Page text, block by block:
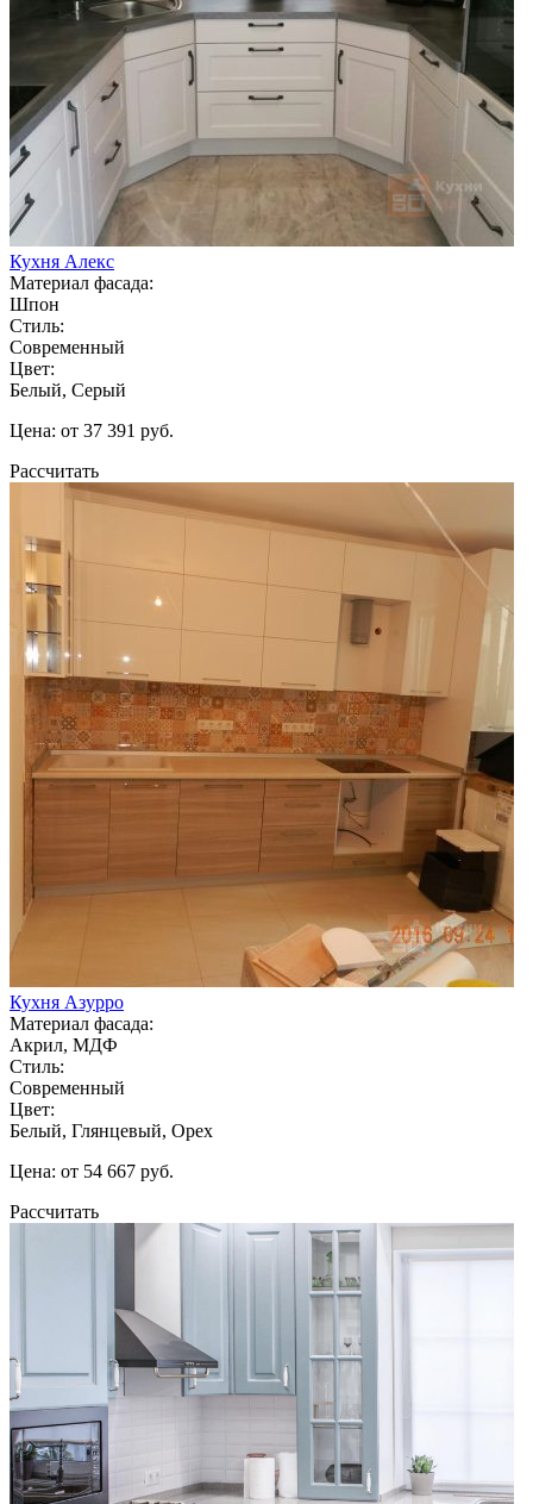
Кухня Алекс
Материал фасада:
Шпон
Стиль:
Современный
Цвет:
Белый, Серый
Цена: от 37 391 руб.
Рассчитать
Кухня Азурро
Материал фасада:
Акрил, МДФ
Стиль:
Современный
Цвет:
Белый, Глянцевый, Орех
Цена: от 54 667 руб.
Рассчитать